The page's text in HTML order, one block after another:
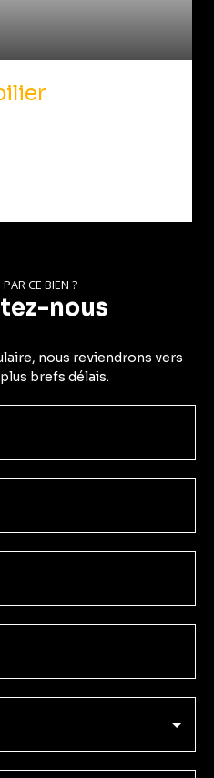
CE BIEN ?
nous
nous reviendrons vers
brefs délais.